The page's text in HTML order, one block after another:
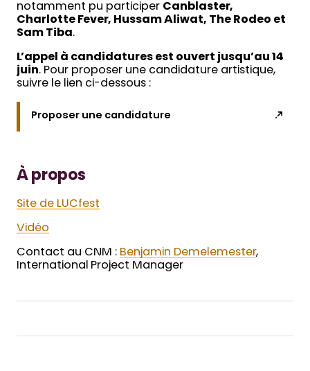
notamment pu participer Canblaster,
Charlotte Fever, Hussam Aliwat, The Rodeo et
Sam Tiba.
L’appel à candidatures est ouvert jusqu’au 14
juin. Pour proposer une candidature artistique,
suivre le lien ci-dessous :
Proposer une candidature
À propos
Site de LUCfest
Vidéo
Contact au CNM : Benjamin Demelemester,
International Project Manager